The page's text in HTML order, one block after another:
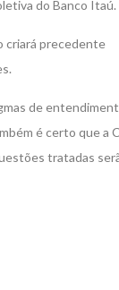
do Banco Itaú.
criará precedente
de
é certo que a
tratadas